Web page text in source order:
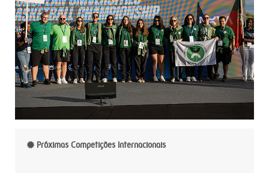
Próximas Competições Internacionais